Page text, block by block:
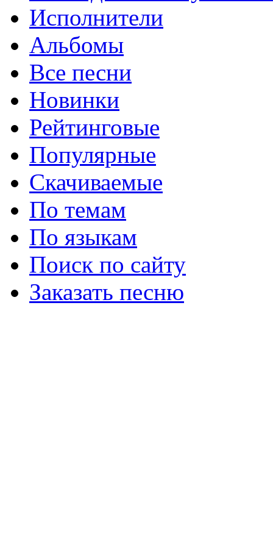
Исполнители
Альбомы
Все песни
Новинки
Рейтинговые
Популярные
Скачиваемые
По темам
По языкам
Поиск по сайту
Заказать песню